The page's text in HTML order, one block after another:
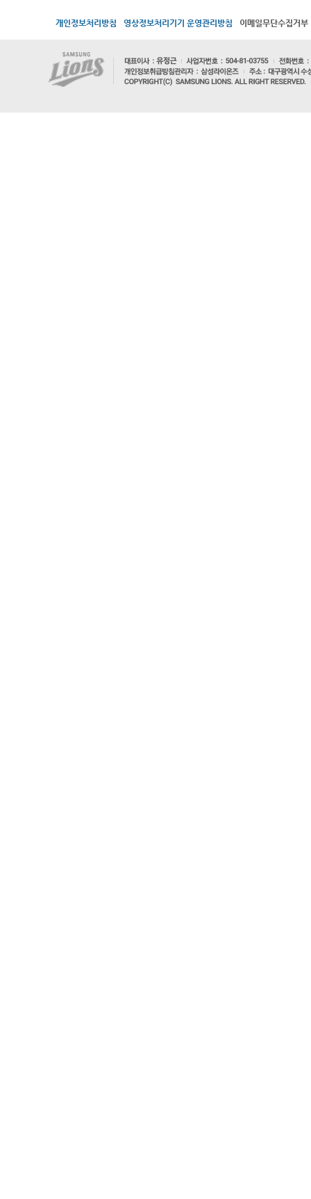
개인정보처리방침 영상정보처리기기 운영관리방침 이메일무단수집거부